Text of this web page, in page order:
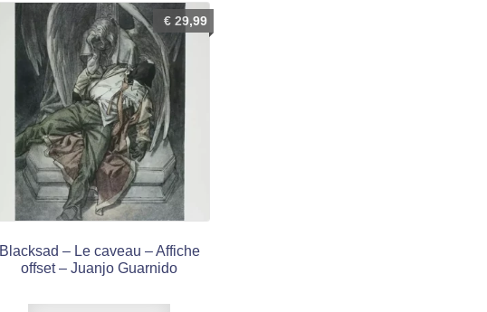
Blacksad – Le caveau – Affiche
offset – Juanjo Guarnido
€29,99